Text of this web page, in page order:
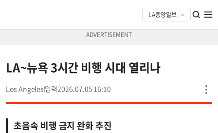
LA~뉴욕 3시간 비행 시대 열리나
Los Angeles 2026.07.05 16:10
초음속 비행 금지 완화 추진